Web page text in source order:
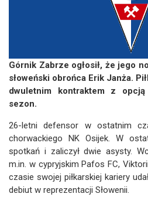
Górnik Zabrze ogłosił, że jego
słoweński obrońca Erik Janża.
dwuletnim kontraktem z
sezon.
26-letni defensor w ostatnim
chorwackiego NK Osijek. W
spotkań i zaliczył dwie asysty.
m.in. w cypryjskim Pafos FC,
czasie swojej piłkarskiej kariery
debiut w reprezentacji Słowenii.